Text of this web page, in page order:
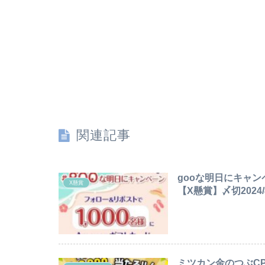
関連記事
X懸賞
gooな明日にキャン
【X懸賞】〆切
ミツカン金のつぶ